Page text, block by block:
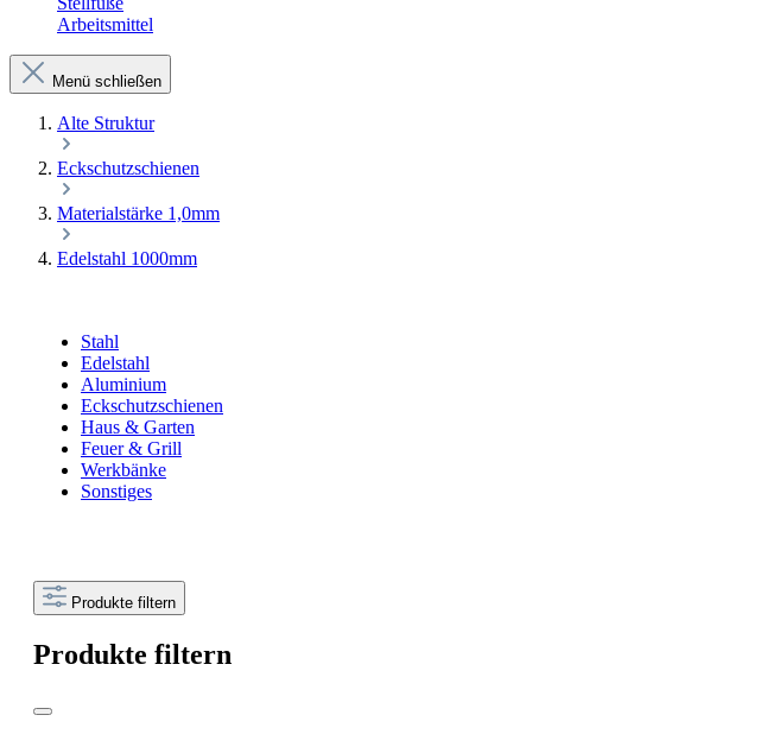
Arbeitsmittel
Menü schließen
Alte Struktur
Eckschutzschienen
Materialstärke 1,0mm
Edelstahl 1000mm
Stahl
Edelstahl
Aluminium
Eckschutzschienen
Haus & Garten
Feuer & Grill
Werkbänke
Sonstiges
Produkte filtern
Produkte filtern